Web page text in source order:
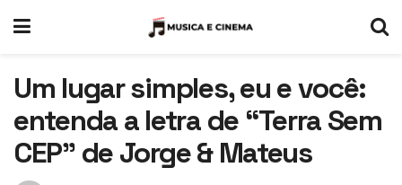
Um lugar simples, eu e você:
entenda a letra de “Terra Sem
CEP” de Jorge & Mateus